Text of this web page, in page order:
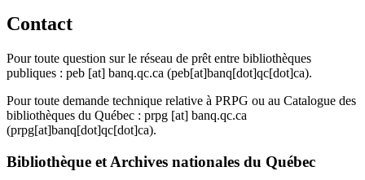
Contact
Pour toute question sur le réseau de prêt entre bibliothèques
publiques : peb [at] banq.qc.ca (peb[at]banq[dot]qc[dot]ca).
Pour toute demande technique relative à PRPG ou au Catalogue des
bibliothèques du Québec : prpg [at] banq.qc.ca
(prpg[at]banq[dot]qc[dot]ca).
Bibliothèque et Archives nationales du Québec